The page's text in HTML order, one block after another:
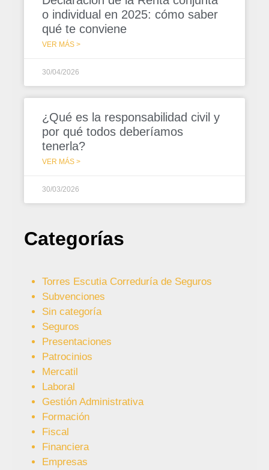
o individual en 2025: cómo saber
qué te conviene
VER MÁS >
30/04/2026
¿Qué es la responsabilidad civil y
por qué todos deberíamos
tenerla?
VER MÁS >
30/03/2026
Categorías
Torres Escutia Correduría de Seguros
Subvenciones
Sin categoría
Seguros
Presentaciones
Patrocinios
Mercatil
Laboral
Gestión Administrativa
Formación
Fiscal
Financiera
Empresas